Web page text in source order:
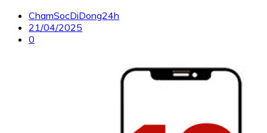
ChamSocDiDong24h
21/04/2025
0